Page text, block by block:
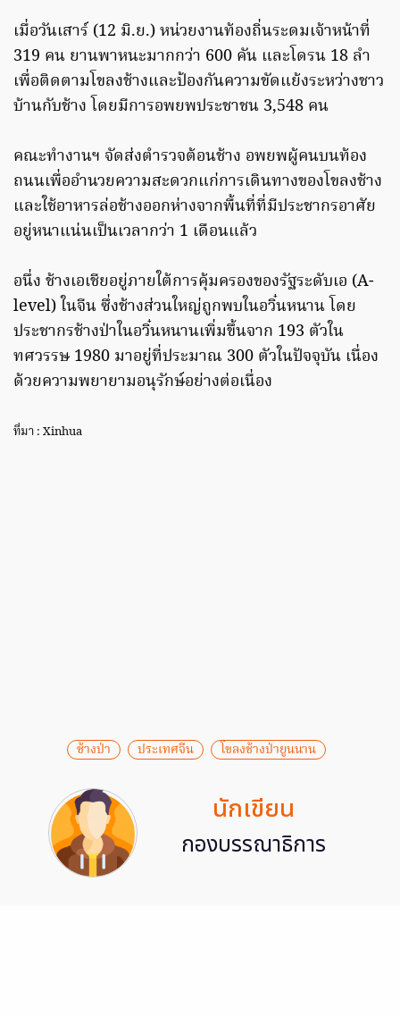
เมื่อวันเสาร์ (12 มิ.ย.) หน่วยงานท้องถิ่นระดมเจ้าหน้าที่
319 คน ยานพาหนะมากกว่า 600 คัน และโดรน 18 ลำ
เพื่อติดตามโขลงช้างและป้องกันความขัดแย้งระหว่างชาว
บ้านกับช้าง โดยมีการอพยพประชาชน 3,548 คน
คณะทำงานฯ จัดส่งตำรวจต้อนช้าง อพยพผู้คนบนท้อง
ถนนเพื่ออำนวยความสะดวกแก่การเดินทางของโขลงช้าง
และใช้อาหารล่อช้างออกห่างจากพื้นที่ที่มีประชากรอาศัย
อยู่หนาแน่นเป็นเวลากว่า 1 เดือนแล้ว
อนึ่ง ช้างเอเชียอยู่ภายใต้การคุ้มครองของรัฐระดับเอ (A-
level) ในจีน ซึ่งช้างส่วนใหญ่ถูกพบในอวิ๋นหนาน โดย
ประชากรช้างป่าในอวิ๋นหนานเพิ่มขึ้นจาก 193 ตัวใน
ทศวรรษ 1980 มาอยู่ที่ประมาณ 300 ตัวในปัจจุบัน เนื่อง
ด้วยความพยายามอนุรักษ์อย่างต่อเนื่อง
ที่มา : Xinhua
ช้างป่า ประเทศจีน โขลงช้างป่ายูนนาน
นักเขียน
กองบรรณาธิการ